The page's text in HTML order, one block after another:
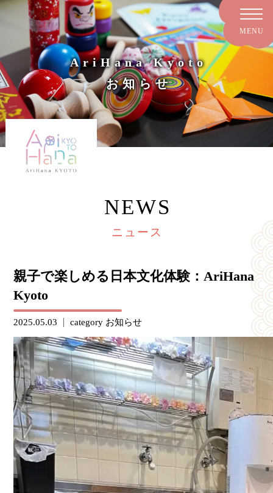
AriHana Kyoto
お知らせ
NEWS
ニュース
親子で楽しめる日本文化体験：AriHana
Kyoto
2025.05.03 category お知らせ